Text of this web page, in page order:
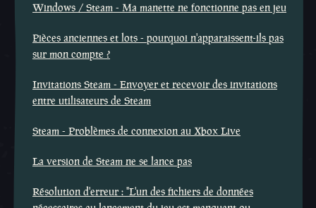
Windows / Steam - Ma manette ne fonctionne pas en jeu
Pièces anciennes et lots - pourquoi n'apparaissent-ils pas
sur mon compte ?
Invitations Steam - Envoyer et recevoir des invitations
entre utilisateurs de Steam
Steam - Problèmes de connexion au Xbox Live
La version de Steam ne se lance pas
Résolution d'erreur : "L'un des fichiers de données